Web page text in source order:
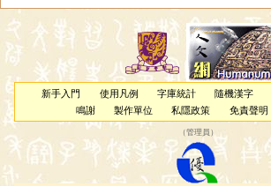
新手入門 使用凡例 字庫統計 隨機漢字
鳴謝
製作單位 私隱政策 免責聲明
（管理員 ）